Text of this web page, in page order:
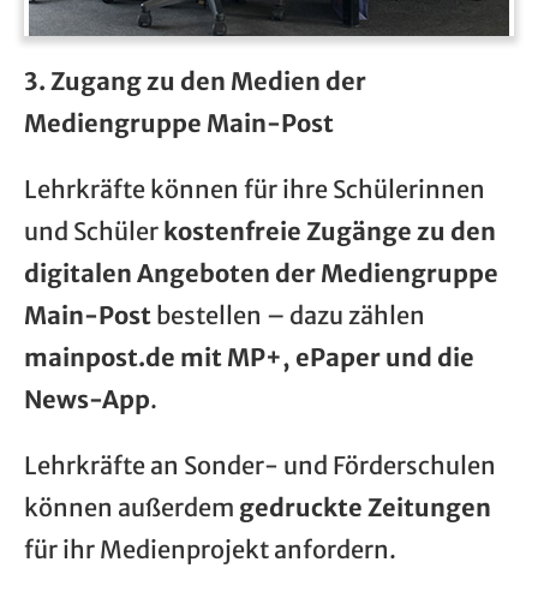
3. Zugang zu den Medien der
Mediengruppe Main-Post
Lehrkräfte können für ihre Schülerinnen
und Schüler kostenfreie Zugänge zu den
digitalen Angeboten der Mediengruppe
Main-Postbestellen – dazu zählen
mainpost.de mit MP+, ePaper und die
News-App.
Lehrkräfte an Sonder- und Förderschulen
können außerdem gedruckte Zeitungen
für ihr Medienprojekt anfordern.